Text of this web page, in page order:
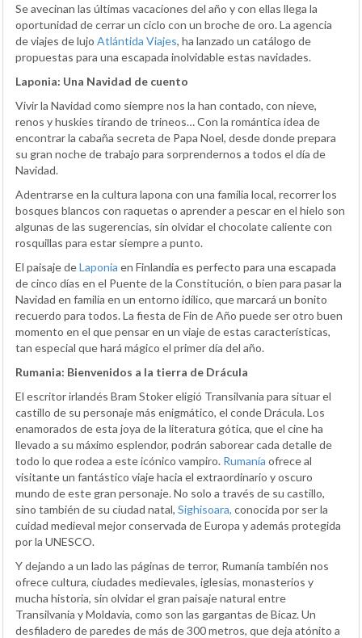
Se avecinan las últimas vacaciones del año y con ellas llega la
oportunidad de cerrar un ciclo con un broche de oro. La agencia
de viajes de lujo Atlántida Viajes, ha lanzado un catálogo de
propuestas para una escapada inolvidable estas navidades.
Laponia: Una Navidad de cuento
Vivir la Navidad como siempre nos la han contado, con nieve,
renos y huskies tirando de trineos… Con la romántica idea de
encontrar la cabaña secreta de Papa Noel, desde donde prepara
su gran noche de trabajo para sorprendernos a todos el día de
Navidad.
Adentrarse en la cultura lapona con una familia local, recorrer los
bosques blancos con raquetas o aprender a pescar en el hielo son
algunas de las sugerencias, sin olvidar el chocolate caliente con
rosquillas para estar siempre a punto.
El paisaje deLaponia en Finlandia es perfecto para una escapada
de cinco días en el Puente de la Constitución, o bien para pasar la
Navidad en familia en un entorno idílico, que marcará un bonito
recuerdo para todos. La fiesta de Fin de Año puede ser otro buen
momento en el que pensar en un viaje de estas características,
tan especial que hará mágico el primer día del año.
Rumania: Bienvenidos a la tierra de Drácula
El escritor irlandés Bram Stoker eligió Transilvania para situar el
castillo de su personaje más enigmático, el conde Drácula. Los
enamorados de esta joya de la literatura gótica, que el cine ha
llevado a su máximo esplendor, podrán saborear cada detalle de
todo lo que rodea a este icónico vampiro. Rumanía ofrece al
visitante un fantástico viaje hacia el extraordinario y oscuro
mundo de este gran personaje. No solo a través de su castillo,
sino también de su ciudad natal, Sighisoara, conocida por ser la
cuidad medieval mejor conservada de Europa y además protegida
por la UNESCO.
Y dejando a un lado las páginas de terror, Rumanía también nos
ofrece cultura, ciudades medievales, iglesias, monasterios y
mucha historia, sin olvidar el gran paisaje natural entre
Transilvania y Moldavia, como son las gargantas de Bicaz. Un
desfiladero de paredes de más de 300 metros, que deja atónito a